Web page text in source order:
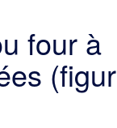
four à